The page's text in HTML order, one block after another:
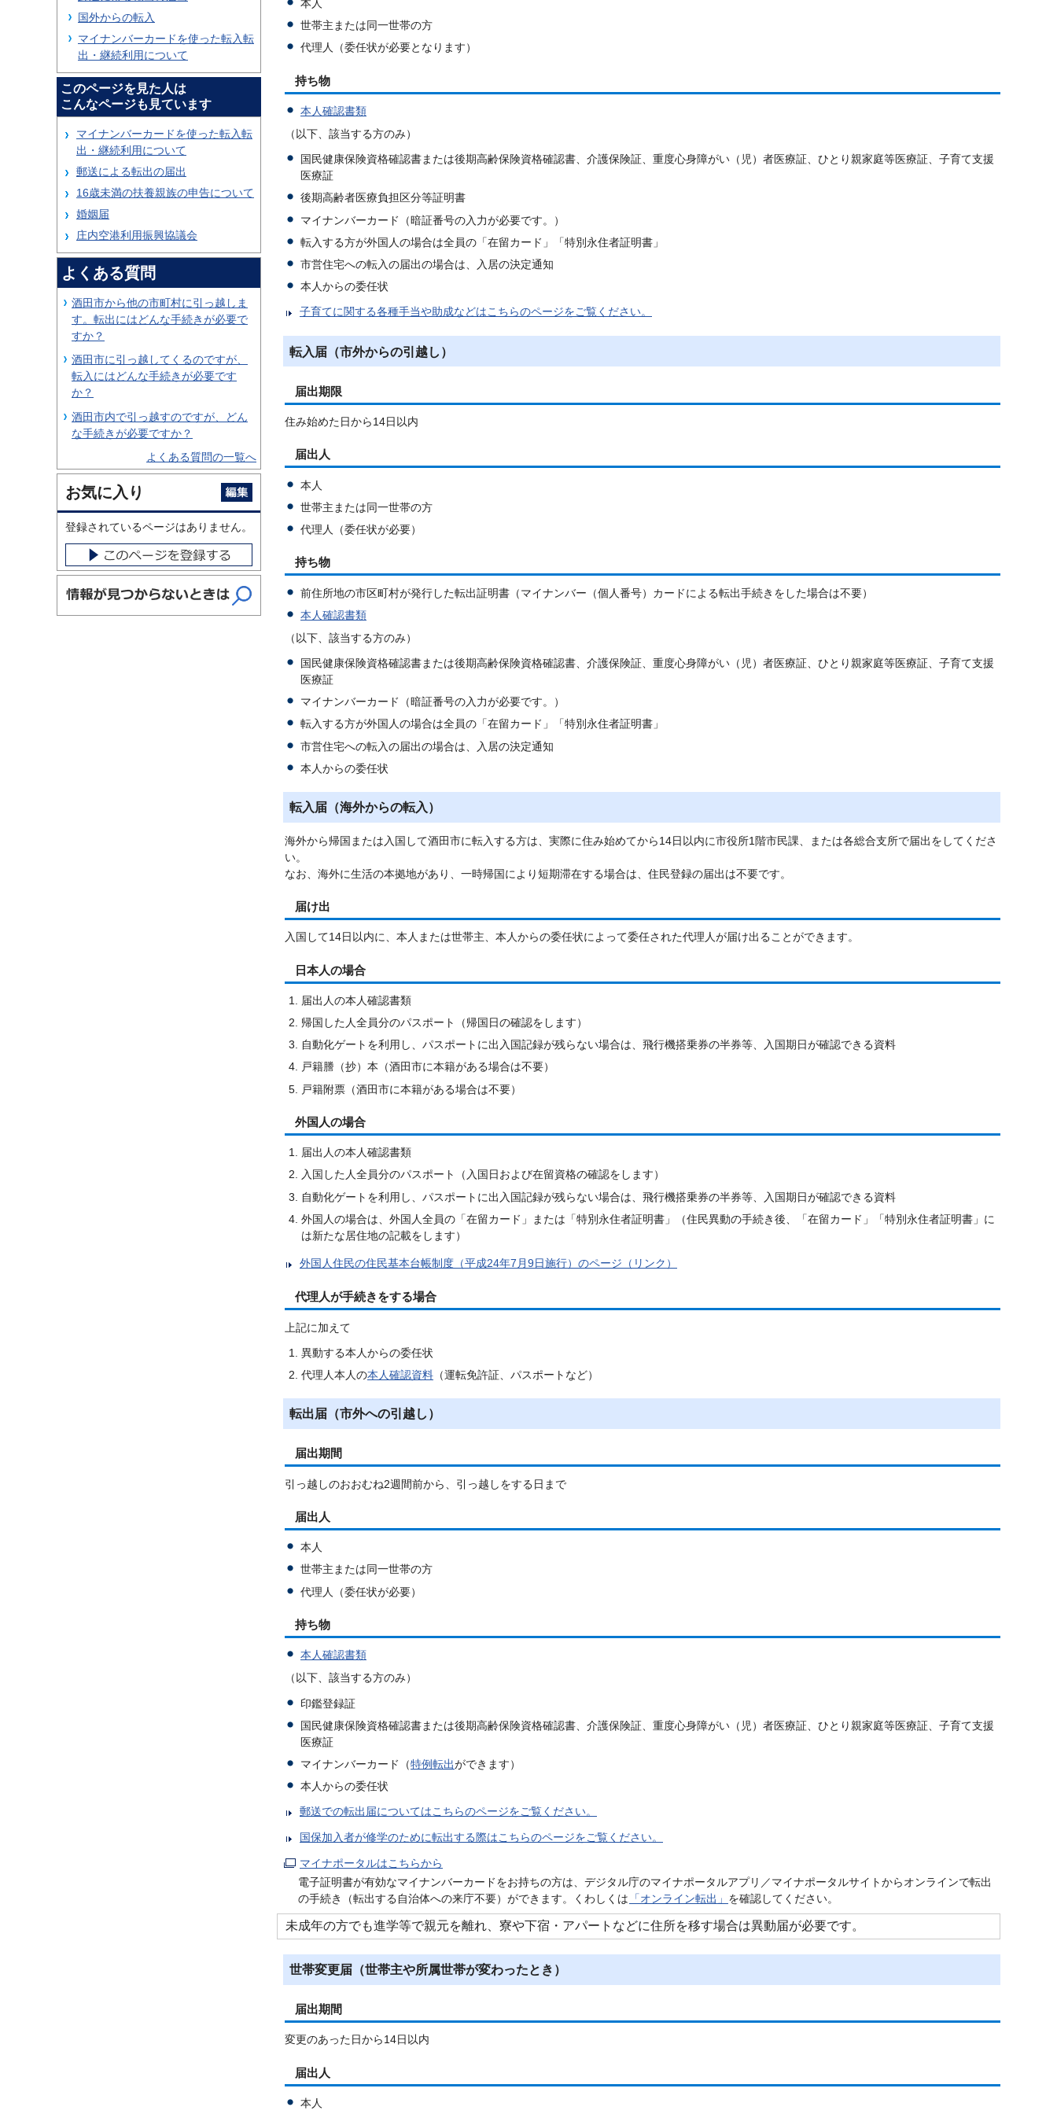
本人
世帯主または同一世帯の方
代理人（委任状が必要となります）
持ち物
本人確認書類
（以下、該当する方のみ）
国民健康保険資格確認書または後期高齢保険資格確認書、介護保険証、重度心身障がい（児）者医療証、ひとり親家庭等医療証、子育て支援
医療証
後期高齢者医療負担区分等証明書
マイナンバーカード（暗証番号の入力が必要です。）
転入する方が外国人の場合は全員の「在留カード」「特別永住者証明書」
市営住宅への転入の届出の場合は、入居の決定通知
本人からの委任状
子育てに関する各種手当や助成などはこちらのページをご覧ください。
転入届（市外からの引越し）
届出期限
住み始めた日から14日以内
届出人
本人
世帯主または同一世帯の方
代理人（委任状が必要）
持ち物
前住所地の市区町村が発行した転出証明書（マイナンバー（個人番号）カードによる転出手続きをした場合は不要）
本人確認書類
（以下、該当する方のみ）
国民健康保険資格確認書または後期高齢保険資格確認書、介護保険証、重度心身障がい（児）者医療証、ひとり親家庭等医療証、子育て支援
医療証
マイナンバーカード（暗証番号の入力が必要です。）
転入する方が外国人の場合は全員の「在留カード」「特別永住者証明書」
市営住宅への転入の届出の場合は、入居の決定通知
本人からの委任状
転入届（海外からの転入）
海外から帰国または入国して酒田市に転入する方は、実際に住み始めてから14日以内に市役所1階市民課、または各総合支所で届出をしてくださ
い。
なお、海外に生活の本拠地があり、一時帰国により短期滞在する場合は、住民登録の届出は不要です。
届け出
入国して14日以内に、本人または世帯主、本人からの委任状によって委任された代理人が届け出ることができます。
日本人の場合
届出人の本人確認書類
帰国した人全員分のパスポート（帰国日の確認をします）
自動化ゲートを利用し、パスポートに出入国記録が残らない場合は、飛行機搭乗券の半券等、入国期日が確認できる資料
戸籍謄（抄）本（酒田市に本籍がある場合は不要）
戸籍附票（酒田市に本籍がある場合は不要）
外国人の場合
届出人の本人確認書類
入国した人全員分のパスポート（入国日および在留資格の確認をします）
自動化ゲートを利用し、パスポートに出入国記録が残らない場合は、飛行機搭乗券の半券等、入国期日が確認できる資料
外国人の場合は、外国人全員の「在留カード」または「特別永住者証明書」（住民異動の手続き後、「在留カード」「特別永住者証明書」に
は新たな居住地の記載をします）
外国人住民の住民基本台帳制度（平成24年7月9日施行）のページ（リンク）
代理人が手続きをする場合
上記に加えて
異動する本人からの委任状
代理人本人の本人確認資料 （運転免許証、パスポートなど）
転出届（市外への引越し）
届出期間
引っ越しのおおむね2週間前から、引っ越しをする日まで
届出人
本人
世帯主または同一世帯の方
代理人（委任状が必要）
持ち物
本人確認書類
（以下、該当する方のみ）
印鑑登録証
国民健康保険資格確認書または後期高齢保険資格確認書、介護保険証、重度心身障がい（児）者医療証、ひとり親家庭等医療証、子育て支援
医療証
マイナンバーカード（特例転出ができます）
本人からの委任状
郵送での転出届についてはこちらのページをご覧ください。
国保加入者が修学のために転出する際はこちらのページをご覧ください。
マイナポータルはこちらから
電子証明書が有効なマイナンバーカードをお持ちの方は、デジタル庁のマイナポータルアプリ／マイナポータルサイトからオンラインで転出
の手続き（転出する自治体への来庁不要）ができます。くわしくは
「オンライン転出」 を確認してください。
未成年の方でも進学等で親元を離れ、寮や下宿・アパートなどに住所を移す場合は異動届が必要です。
世帯変更届（世帯主や所属世帯が変わったとき）
届出期間
変更のあった日から14日以内
届出人
本人
国外からの転入
マイナンバーカードを使った転入転
出・継続利用について
このページを見た人は
こんなページも見ています
マイナンバーカードを使った転入転
出・継続利用について
郵送による転出の届出
16歳未満の扶養親族の申告について
婚姻届
庄内空港利用振興協議会
よくある質問
酒田市から他の市町村に引っ越しま
す。転出にはどんな手続きが必要で
すか？
酒田市に引っ越してくるのですが、
転入にはどんな手続きが必要です
か？
酒田市内で引っ越すのですが、どん
な手続きが必要ですか？
よくある質問の一覧へ
お気に入り
登録されているページはありません。